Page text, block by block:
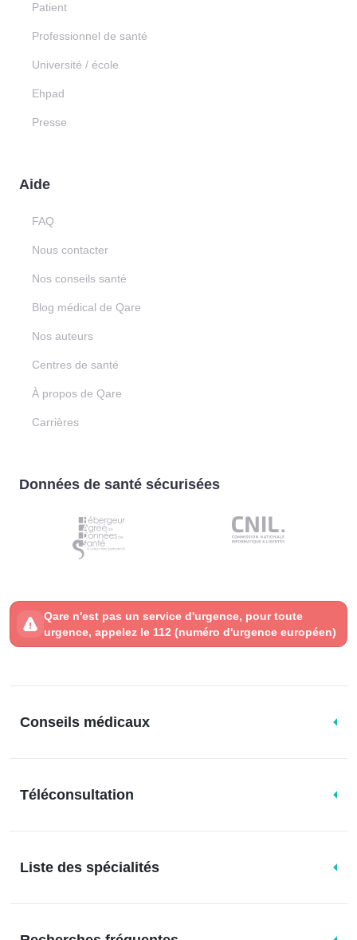
Patient
Professionnel de santé
Université / école
Ehpad
Presse
Aide
FAQ
Nous contacter
Nos conseils santé
Blog médical de Qare
Nos auteurs
Centres de santé
À propos de Qare
Carrières
Données de santé sécurisées
Qare n'est pas un service d'urgence, pour toute
urgence, appelez le 112 (numéro d'urgence européen)
Conseils médicaux
Téléconsultation
Liste des spécialités